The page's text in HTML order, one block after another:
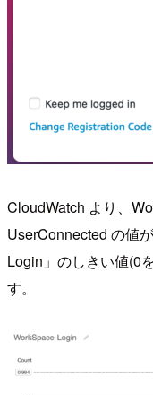
CloudWatch より、
UserConnected の値
Login」のしきい値(0
す。